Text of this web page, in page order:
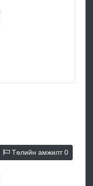
Төлийн амжилт0